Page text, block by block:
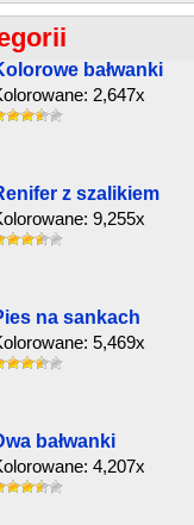
bałwanki
2,647x
z szalikiem
9,255x
na sankach
5,469x
bałwanki
4,207x